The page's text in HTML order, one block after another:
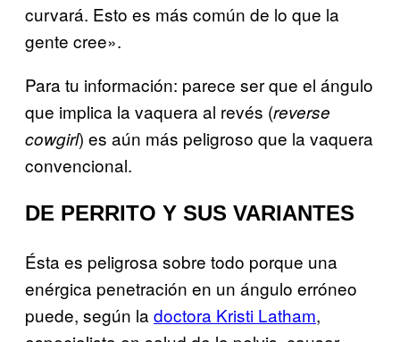
curvará. Esto es más común de lo que la
gente cree».
Para tu información: parece ser que el ángulo
que implica la vaquera al revés (reverse
cowgirl) es aún más peligroso que la vaquera
convencional.
DE PERRITO Y SUS VARIANTES
Ésta es peligrosa sobre todo porque una
enérgica penetración en un ángulo erróneo
puede, según la doctora Kristi Latham,